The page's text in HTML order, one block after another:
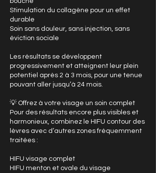
Stimulation du collagène pour un effet
durable
Soin sans douleur, sans injection, sans
éviction sociale
Les résultats se développent
progressivement et atteignent leur plein
potentiel après 2 à 3 mois, pour une tenue
pouvant aller jusqu’à 24 mois.
💡 Offrez à votre visage un soin complet
Pour des résultats encore plus visibles et
harmonieux, combinez le HIFU contour des
lèvres avec d’autres zones fréquemment
traitées :
HIFU visage complet
HIFU menton et ovale du visage